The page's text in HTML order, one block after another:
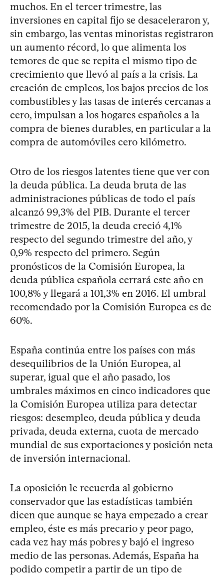
muchos. En el tercer trimestre, las
inversiones en capital fijo se desaceleraron y,
sin embargo, las ventas minoristas registraron
un aumento récord, lo que alimenta los
temores de que se repita el mismo tipo de
crecimiento que llevó al país a la crisis. La
creación de empleos, los bajos precios de los
combustibles y las tasas de interés cercanas a
cero, impulsan a los hogares españoles a la
compra de bienes durables, en particular a la
compra de automóviles cero kilómetro.
Otro de los riesgos latentes tiene que ver con
la deuda pública. La deuda bruta de las
administraciones públicas de todo el país
alcanzó 99,3% del PIB. Durante el tercer
trimestre de 2015, la deuda creció 4,1%
respecto del segundo trimestre del año, y
0,9% respecto del primero. Según
pronósticos de la Comisión Europea, la
deuda pública española cerrará este año en
100,8% y llegará a 101,3% en 2016. El umbral
recomendado por la Comisión Europea es de
60%.
España continúa entre los países con más
desequilibrios de la Unión Europea, al
superar, igual que el año pasado, los
umbrales máximos en cinco indicadores que
la Comisión Europea utiliza para detectar
riesgos: desempleo, deuda pública y deuda
privada, deuda externa, cuota de mercado
mundial de sus exportaciones y posición neta
de inversión internacional.
La oposición le recuerda al gobierno
conservador que las estadísticas también
dicen que aunque se haya empezado a crear
empleo, éste es más precario y peor pago,
cada vez hay más pobres y bajó el ingreso
medio de las personas. Además, España ha
podido competir a partir de un tipo de